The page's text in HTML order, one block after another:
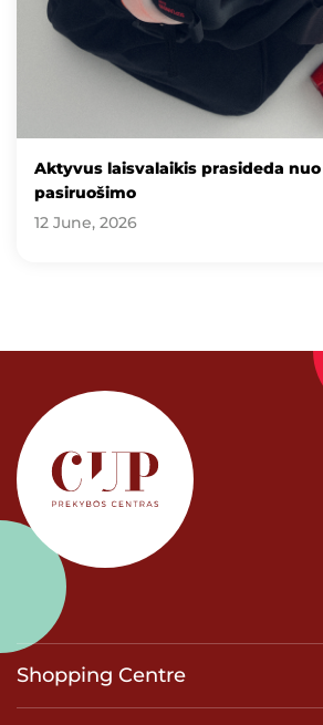
Aktyvus laisvalaikis prasideda
pasiruošimo
12 June, 2026
Shopping Centre